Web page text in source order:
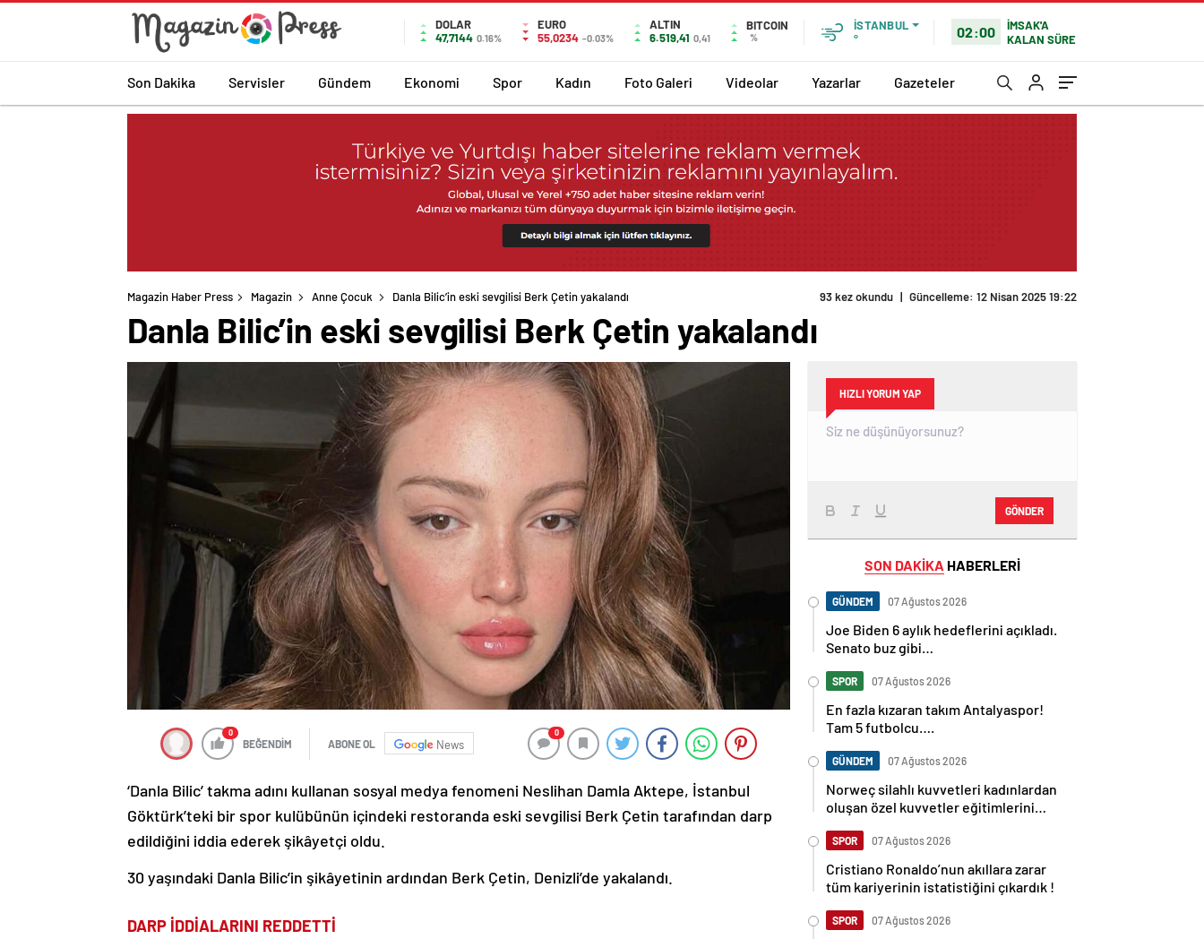
DOLAR
47,7144 0.16%
EURO
55,0234 -0.03%
ALTIN
6.519,41 0,41
BITCOIN
%
İSTANBUL
°
02:00
İMSAK'A
KALAN SÜRE
Son Dakika Servisler Gündem Ekonomi Spor Kadın Foto Galeri Videolar Yazarlar Gazeteler
Magazin Haber Press Magazin Anne Çocuk Danla Bilic’in eski sevgilisi Berk Çetin yakalandı
Danla Bilic’in eski sevgilisi Berk Çetin yakalandı
0
BEĞENDİM ABONE OL News
0
‘Danla Bilic’ takma adını kullanan sosyal medya fenomeni Neslihan Damla Aktepe, İstanbul
Göktürk’teki bir spor kulübünün içindeki restoranda eski sevgilisi Berk Çetin tarafından darp
edildiğini iddia ederek şikâyetçi oldu.
30 yaşındaki Danla Bilic’in şikâyetinin ardından Berk Çetin, Denizli’de yakalandı.
DARP İDDİALARINI REDDETTİ
HIZLI YORUM YAP
GÖNDER
SON DAKİKA HABERLERİ
GÜNDEM 07 Ağustos 2026
Joe Biden 6 aylık hedeflerini açıkladı.
Senato buz gibi…
SPOR 07 Ağustos 2026
En fazla kızaran takım Antalyaspor!
Tam 5 futbolcu….
GÜNDEM 07 Ağustos 2026
Norweç silahlı kuvvetleri kadınlardan
oluşan özel kuvvetler eğitimlerini
SPOR 07 Ağustos 2026
Cristiano Ronaldo’nun akıllara zarar
tüm kariyerinin istatistiğini çıkardık !
SPOR 07 Ağustos 2026